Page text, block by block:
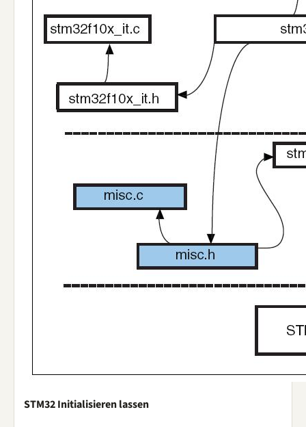
STM32 Initialisieren lassen